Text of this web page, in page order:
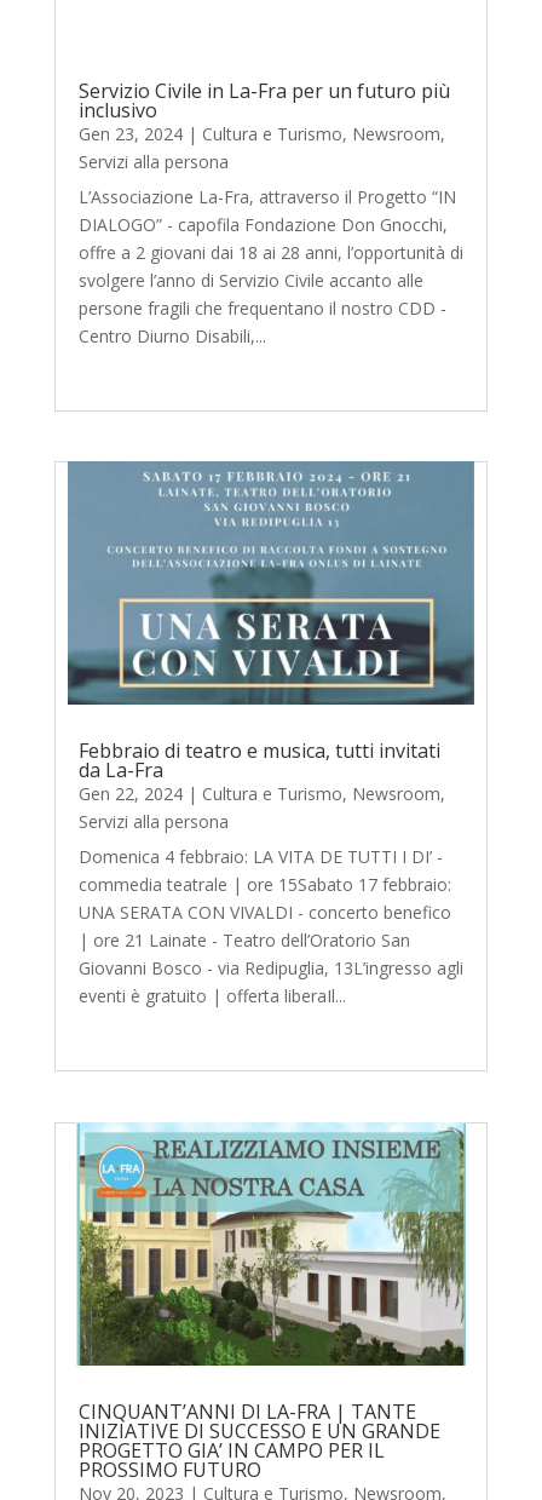
Servizio Civile in La-Fra per un futuro più
inclusivo
Gen 23, 2024| Cultura e Turismo, Newsroom,
Servizi alla persona
L’Associazione La-Fra, attraverso il Progetto “IN
DIALOGO” - capofila Fondazione Don Gnocchi,
offre a 2 giovani dai 18 ai 28 anni, l’opportunità di
svolgere l’anno di Servizio Civile accanto alle
persone fragili che frequentano il nostro CDD -
Centro Diurno Disabili,...
Febbraio di teatro e musica, tutti invitati
da La-Fra
Gen 22, 2024| Cultura e Turismo, Newsroom,
Servizi alla persona
Domenica 4 febbraio: LA VITA DE TUTTI I DI’ -
commedia teatrale | ore 15Sabato 17 febbraio:
UNA SERATA CON VIVALDI - concerto benefico
| ore 21 Lainate - Teatro dell’Oratorio San
Giovanni Bosco - via Redipuglia, 13L’ingresso agli
eventi è gratuito | offerta liberaIl...
CINQUANT’ANNI DI LA-FRA | TANTE
INIZIATIVE DI SUCCESSO E UN GRANDE
PROGETTO GIA’ IN CAMPO PER IL
PROSSIMO FUTURO
Nov 20, 2023 | Cultura e Turismo, Newsroom,